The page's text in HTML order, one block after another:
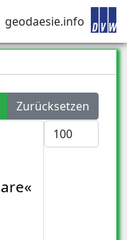
geodaesie.info
Zurücksetzen
Anzeige #